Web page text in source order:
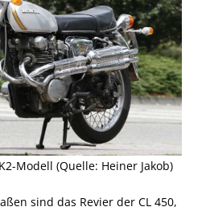
Modell (Quelle: Heiner Jakob)
sind das Revier der CL 450,